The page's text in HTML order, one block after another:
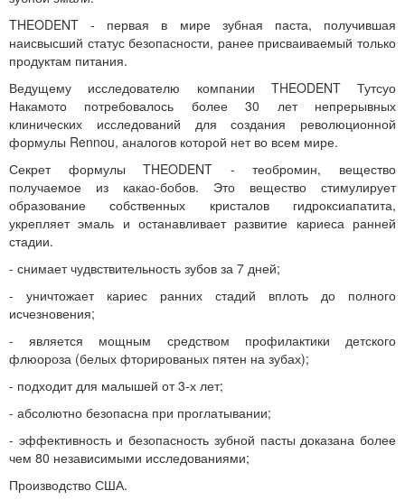
THEODENT - первая в мире зубная паста, получившая
наисвысший статус безопасности, ранее присваиваемый только
продуктам питания.
Ведущему исследователю компании THEODENT Тутсуо
Накамото потребовалось более 30 лет непрерывных
клинических исследований для создания революционной
формулы Rennou, аналогов которой нет во всем мире.
Секрет формулы THEODENT - теобромин, вещество
получаемое из какао-бобов. Это вещество стимулирует
образование собственных кристалов гидроксиапатита,
укрепляет эмаль и останавливает развитие кариеса ранней
стадии.
- снимает чудвствительность зубов за 7 дней;
- уничтожает кариес ранних стадий вплоть до полного
исчезновения;
- является мощным средством профилактики детского
флюороза (белых фторированых пятен на зубах);
- подходит для малышей от 3-х лет;
- абсолютно безопасна при проглатывании;
- эффективность и безопасность зубной пасты доказана более
чем 80 независимыми исследованиями;
Производство США.